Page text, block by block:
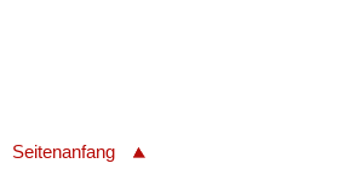
Seitenanfang